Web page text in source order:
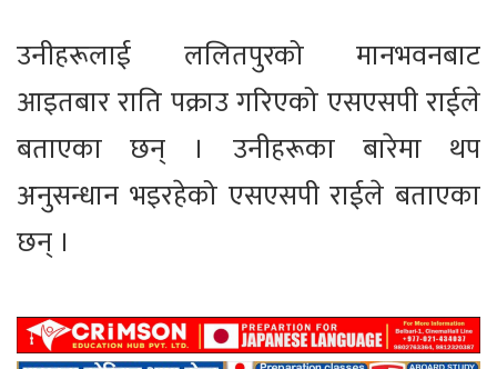
उनीहरूलाई ललितपुरको मानभवनबाट
आइतबार राति पक्राउ गरिएको एसएसपी राईले
बताएका छन् । उनीहरूका बारेमा थप
अनुसन्धान भइरहेको एसएसपी राईले बताएका
छन् ।